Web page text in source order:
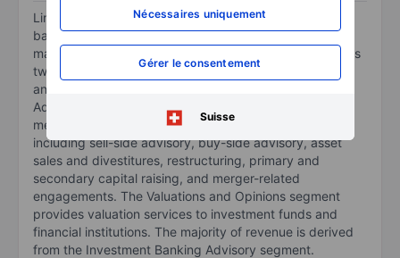
Nécessaires uniquement
Gérer le consentement
Suisse
Lincoln International Inc is an independent investment
banking advisory company focused on private capital
markets. The company operates its business through its
two operating segments: Investment Banking Advisory
and Valuations and Opinions. The Investment Banking
Advisory segment offers a range of services related to
mergers and acquisitions, with key areas of focus
including sell-side advisory, buy-side advisory, asset
sales and divestitures, restructuring, primary and
secondary capital raising, and merger-related
engagements. The Valuations and Opinions segment
provides valuation services to investment funds and
financial institutions. The majority of revenue is derived
from the Investment Banking Advisory segment.